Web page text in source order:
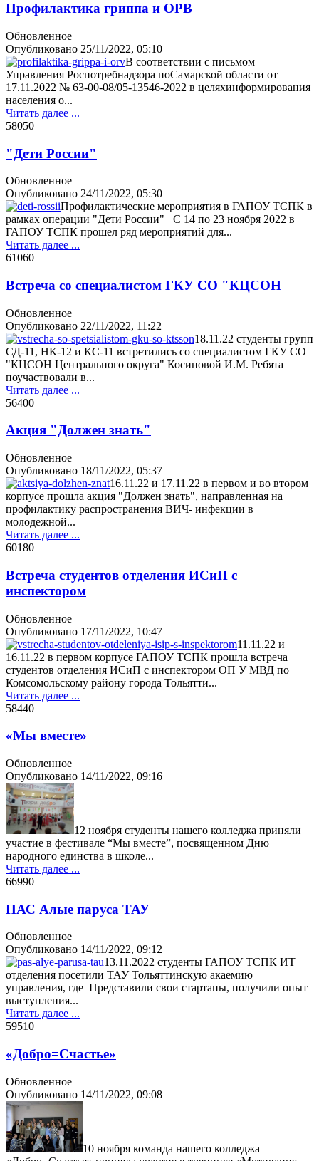
Профилактика гриппа и ОРВ
Обновленное
Опубликовано 25/11/2022, 05:10
В соответствии с письмом
Управления Роспотребнадзора поСамарской области от
17.11.2022 № 63-00-08/05-13546-2022 в целяхинформирования
населения о...
Читать далее ...
58050
"Дети России"
Обновленное
Опубликовано 24/11/2022, 05:30
Профилактические мероприятия в ГАПОУ ТСПК в
рамках операции "Дети России" С 14 по 23 ноября 2022 в
ГАПОУ ТСПК прошел ряд мероприятий для...
Читать далее ...
61060
Встреча со специалистом ГКУ СО "КЦСОН
Обновленное
Опубликовано 22/11/2022, 11:22
18.11.22 студенты групп
СД-11, НК-12 и КС-11 встретились со специалистом ГКУ СО
"КЦСОН Центрального округа" Косиновой И.М. Ребята
поучаствовали в...
Читать далее ...
56400
Акция "Должен знать"
Обновленное
Опубликовано 18/11/2022, 05:37
16.11.22 и 17.11.22 в первом и во втором
корпусе прошла акция "Должен знать", направленная на
профилактику распространения ВИЧ- инфекции в
молодежной...
Читать далее ...
60180
Встреча студентов отделения ИСиП с
инспектором
Обновленное
Опубликовано 17/11/2022, 10:47
11.11.22 и
16.11.22 в первом корпусе ГАПОУ ТСПК прошла встреча
студентов отделения ИСиП с инспектором ОП У МВД по
Комсомольскому району города Тольятти...
Читать далее ...
58440
«Мы вместе»
Обновленное
Опубликовано 14/11/2022, 09:16
12 ноября студенты нашего колледжа приняли
участие в фестивале “Мы вместе”, посвященном Дню
народного единства в школе...
Читать далее ...
66990
ПАС Алые паруса ТАУ
Обновленное
Опубликовано 14/11/2022, 09:12
13.11.2022 студенты ГАПОУ ТСПК ИТ
отделения посетили ТАУ Тольяттинскую акаемию
управления, где Представили свои стартапы, получили опыт
выступления...
Читать далее ...
59510
«Добро=Счастье»
Обновленное
Опубликовано 14/11/2022, 09:08
10 ноября команда нашего колледжа